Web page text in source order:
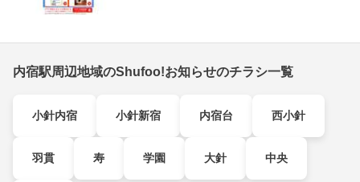
内宿駅周辺地域のShufoo!お知らせのチラシ一覧
小針内宿 小針新宿 内宿台 西小針
羽貫 寿 学園 大針 中央